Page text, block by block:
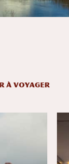
À VOYAGER